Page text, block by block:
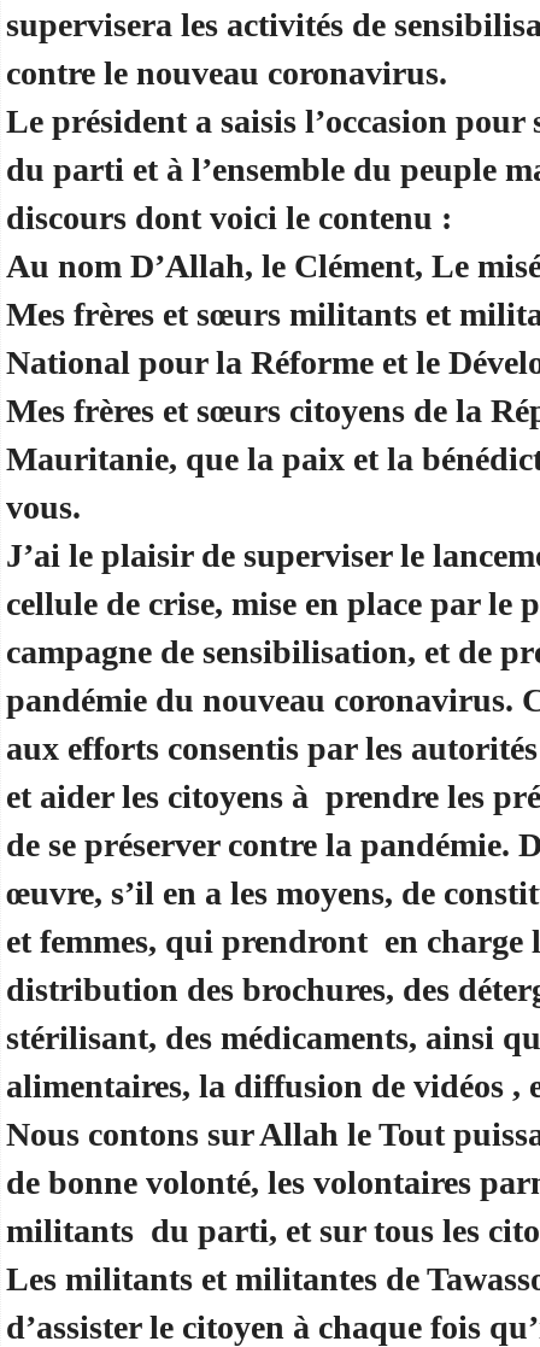
supervisera les activités de
contre le nouveau coronavirus.
Le président a saisis l’occasion pour
du parti et à l’ensemble du peuple
discours dont voici le contenu :
Au nom D’Allah, le Clément, Le
Mes frères et sœurs militants et
National pour la Réforme et le
Mes frères et sœurs citoyens de la
Mauritanie, que la paix et la
vous.
J’ai le plaisir de superviser le
cellule de crise, mise en place par le
campagne de sensibilisation, et de
pandémie du nouveau coronavirus.
aux efforts consentis par les
et aider les citoyens à prendre les
de se préserver contre la pandémie.
œuvre, s’il en a les moyens, de
et femmes, qui prendront en charge
distribution des brochures, des
stérilisant, des médicaments, ainsi
alimentaires, la diffusion de vidéos ,
Nous contons sur Allah le Tout
de bonne volonté, les volontaires
militants du parti, et sur tous les
Les militants et militantes de
d’assister le citoyen à chaque fois